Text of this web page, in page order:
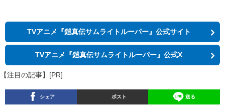
TVアニメ『鎧真伝サムライトルーパー』公式サイト
TVアニメ『鎧真伝サムライトルーパー』公式X
【注目の記事】[PR]
シェア ポスト 送る